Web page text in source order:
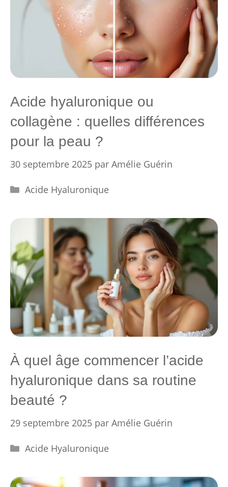
Acide hyaluronique ou
collagène : quelles différences
pour la peau ?
30 septembre 2025 par Amélie Guérin
Catégories
Acide Hyaluronique
À quel âge commencer l’acide
hyaluronique dans sa routine
beauté ?
29 septembre 2025 par Amélie Guérin
Catégories
Acide Hyaluronique